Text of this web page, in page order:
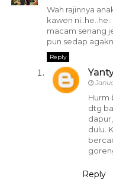
Wah rajinnya
kawen ni..he..he..
macam senang
pun sedap
Reply
Hurm
dtg
dulu.
Reply